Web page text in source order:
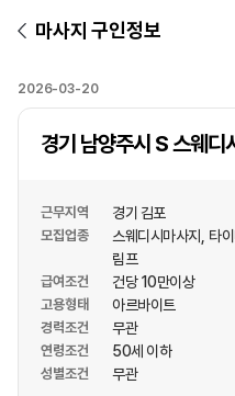
마사지 구인정보
2026-03-20
경기 남양주시 S 스웨
근무지역 경기 김포
모집업종 스웨디시마사지 타
림프
급여조건 건당 10만이상
고용형태 아르바이트
경력조건 무관
연령조건 50세 이하
성별조건 무관